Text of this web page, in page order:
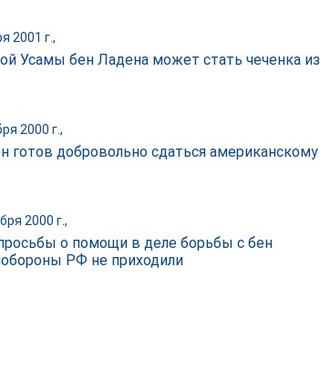
2001 г.,
Усамы бен Ладена может стать чеченка из
2000 г.,
готов добровольно cдатьcя американскому
2000 г.,
о помощи в деле борьбы с бен
РФ не приходили